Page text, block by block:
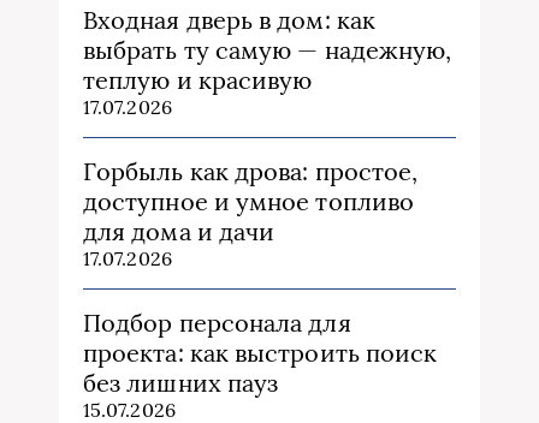
Входная дверь в дом: как
выбрать ту самую — надежную,
теплую и красивую
17.07.2026
Горбыль как дрова: простое,
доступное и умное топливо
для дома и дачи
17.07.2026
Подбор персонала для
проекта: как выстроить поиск
без лишних пауз
15.07.2026